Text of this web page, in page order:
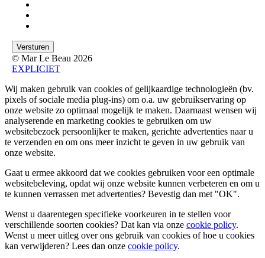
© Mar Le Beau 2026
EXPLICIET
Wij maken gebruik van cookies of gelijkaardige technologieën (bv.
pixels of sociale media plug-ins) om o.a. uw gebruikservaring op
onze website zo optimaal mogelijk te maken. Daarnaast wensen wij
analyserende en marketing cookies te gebruiken om uw
websitebezoek persoonlijker te maken, gerichte advertenties naar u
te verzenden en om ons meer inzicht te geven in uw gebruik van
onze website.
Gaat u ermee akkoord dat we cookies gebruiken voor een optimale
websitebeleving, opdat wij onze website kunnen verbeteren en om u
te kunnen verrassen met advertenties? Bevestig dan met "OK".
Wenst u daarentegen specifieke voorkeuren in te stellen voor
verschillende soorten cookies? Dat kan via onze cookie policy.
Wenst u meer uitleg over ons gebruik van cookies of hoe u cookies
kan verwijderen? Lees dan onze cookie policy.